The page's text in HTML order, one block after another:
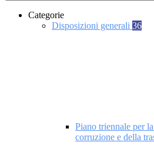
Categorie
Disposizioni generali 36
Piano triennale per
corruzione e della